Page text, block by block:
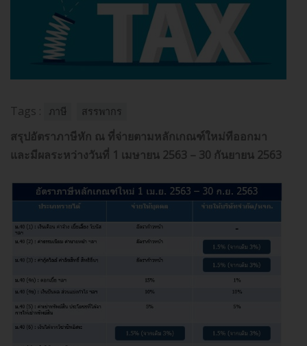
Tags : ภาษี สรรพากร
สรุปอัตราภาษีหัก ณ ที่จ่ายตามหลักเกณฑ์ใหม่ทีออกมา
และมีผลระหว่างวันที่ 1 เมษายน 2563 – 30 กันยายน 2563